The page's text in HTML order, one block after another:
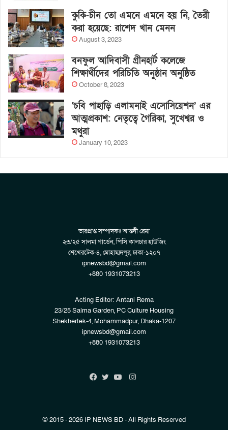
কুকি-চীন তো এমনে এমনে হয় নি, তৈরী
করা হয়েছে: রাশেদ খান মেনন
August 3, 2023
বনফুল আদিবাসী গ্রীনহার্ট কলেজে
শিক্ষার্থীদের পরিচিতি অনুষ্ঠান অনুষ্ঠিত
October 8, 2023
‘চবি পাহাড়ি এলামনাই এসোসিয়েশন’ এর
আত্মপ্রকাশ: নেতৃত্বে গৈরিকা, সুখেশ্বর ও
মথুরা
January 10, 2023
ভারপ্রাপ্ত সম্পাদকঃ আন্তনী রেমা
২৩/২৫ সালমা গার্ডেন, পিসি কালচার হাউজিং
শেখেরটেক-৪, মোহাম্মদপুর, ঢাকা-১২০৭
ipnewsbd@gmail.com
+880 1931073213
Acting Editor: Antani Rema
23/25 Salma Garden, PC Culture Housing
Shekhertek-4, Mohammadpur, Dhaka-1207
ipnewsbd@gmail.com
+880 1931073213
Instagram
© 2015 - 2026 IP NEWS BD - All Rights Reserved